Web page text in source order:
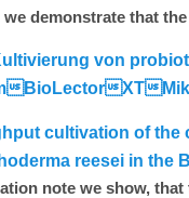
von
BioLectorXT
cultivation of the
reesei in the